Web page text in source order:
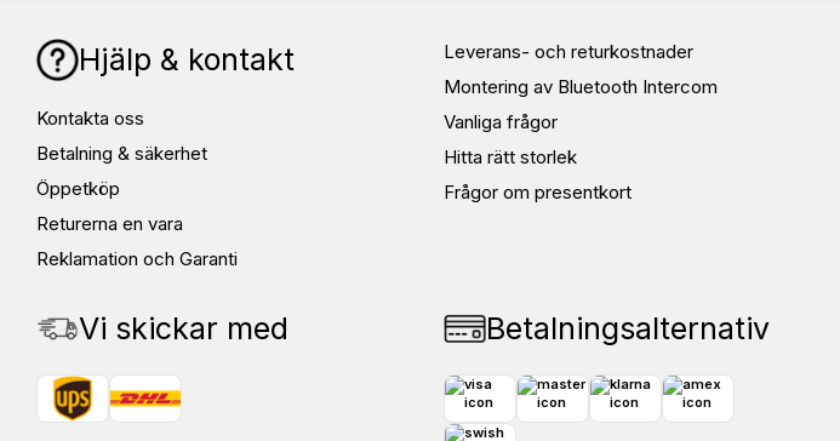
Hjälp & kontakt
Kontakta oss
Betalning & säkerhet
Öppetköp
Returerna en vara
Reklamation och Garanti
Leverans- och returkostnader
Montering av Bluetooth Intercom
Vanliga frågor
Hitta rätt storlek
Frågor om presentkort
Vi skickar med Betalningsalternativ